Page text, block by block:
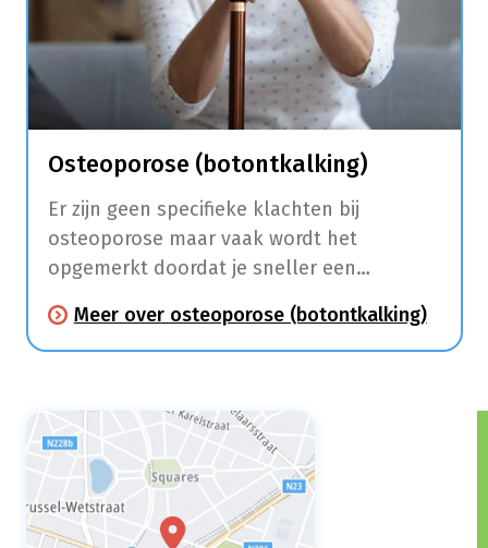
Osteoporose (botontkalking)
Er zijn geen specifieke klachten bij
osteoporose maar vaak wordt het
opgemerkt doordat je sneller een
Meer over osteoporose (botontkalking)